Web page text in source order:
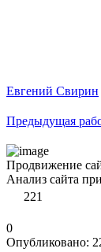
Евгений Свирин
Предыдущая
Продвижение
Анализ сайта
221
0
Опубликовано: